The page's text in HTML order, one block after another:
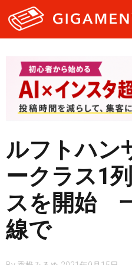
レジャー
ヘルス・健康
仮想通貨
スマートフォン
ルフトハン
ークラス1
スを開始
線で